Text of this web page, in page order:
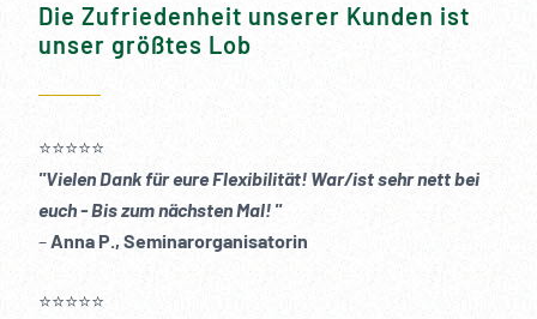
Die Zufriedenheit unserer Kunden ist
unser größtes Lob
⭐️⭐️⭐️⭐️⭐️
"Vielen Dank für eure Flexibilität! War/ist sehr nett bei
euch - Bis zum nächsten Mal! "
–Anna P., Seminarorganisatorin
⭐️⭐️⭐️⭐️⭐️